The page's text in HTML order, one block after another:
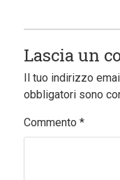
Lascia un
Il tuo indirizzo
obbligatori sono
Commento *